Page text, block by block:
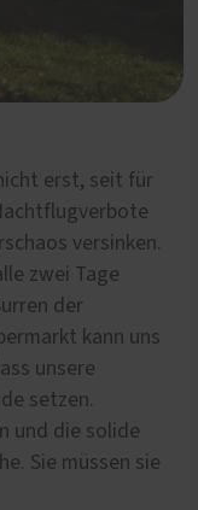
erst, seit für
versinken.
zwei Tage
der
kann uns
unsere
setzen.
und die solide
Sie müssen sie